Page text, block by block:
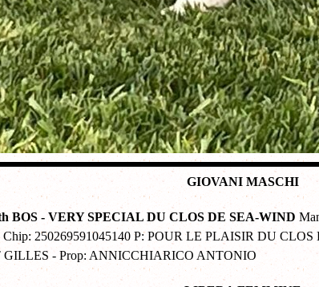
GIOVANI MASCHI
BOS - VERY SPECIAL DU CLOS DE SEA-WIND
Chip: 250269591045140 P: POUR LE PLAISIR DU
- Prop: ANNICCHIARICO ANTONIO